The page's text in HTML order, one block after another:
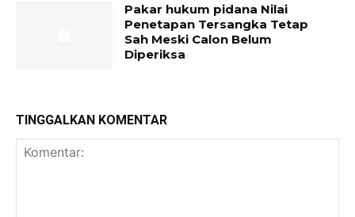
Pakar hukum pidana Nilai
Penetapan Tersangka Tetap
Sah Meski Calon Belum
Diperiksa
TINGGALKAN KOMENTAR